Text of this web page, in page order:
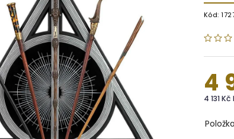
Kód:
4
4 131